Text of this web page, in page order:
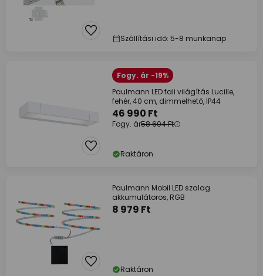
Szállítási idő: 5-8 munkanap
Fogy. ár -19%
Paulmann LED fali világítás Lucille,
fehér, 40 cm, dimmelhető, IP44
46 990 Ft
Fogy. ár58 604 Ft
Raktáron
Paulmann Mobil LED szalag
akkumulátoros, RGB
8 979 Ft
Raktáron